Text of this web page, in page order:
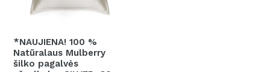
*NAUJIENA! 100 %
Natūralaus Mulberry
šilko pagalvės